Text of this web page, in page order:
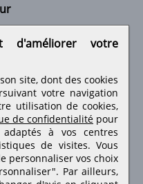
réseaux sociaux
d'améliorer votre
site, dont des cookies
votre navigation
utilisation de cookies,
de confidentialité pour
à vos centres
de visites.Vous
personnaliser vos choix
Par ailleurs,